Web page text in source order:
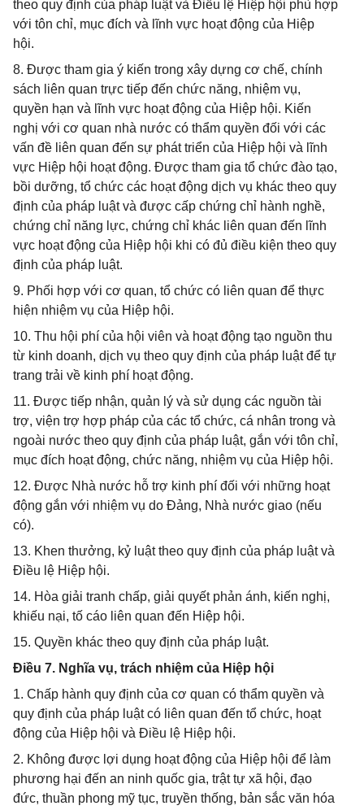
theo quy định của pháp luật và Điều lệ Hiệp hội phù hợp
với tôn chỉ, mục đích và lĩnh vực hoạt động của Hiệp
hội.
8. Được tham gia ý kiến trong xây dựng cơ chế, chính
sách liên quan trực tiếp đến chức năng, nhiệm vụ,
quyền hạn và lĩnh vực hoạt động của Hiệp hội. Kiến
nghị với cơ quan nhà nước có thẩm quyền đối với các
vấn đề liên quan đến sự phát triển của Hiệp hội và lĩnh
vực Hiệp hội hoạt động. Được tham gia tổ chức đào tạo,
bồi dưỡng, tổ chức các hoạt động dịch vụ khác theo quy
định của pháp luật và được cấp chứng chỉ hành nghề,
chứng chỉ năng lực, chứng chỉ khác liên quan đến lĩnh
vực hoạt động của Hiệp hội khi có đủ điều kiện theo quy
định của pháp luật.
9. Phối hợp với cơ quan, tổ chức có liên quan để thực
hiện nhiệm vụ của Hiệp hội.
10. Thu hội phí của hội viên và hoạt động tạo nguồn thu
từ kinh doanh, dịch vụ theo quy định của pháp luật để tự
trang trải về kinh phí hoạt động.
11. Được tiếp nhận, quản lý và sử dụng các nguồn tài
trợ, viện trợ hợp pháp của các tổ chức, cá nhân trong và
ngoài nước theo quy định của pháp luật, gắn với tôn chỉ,
mục đích hoạt động, chức năng, nhiệm vụ của Hiệp hội.
12. Được Nhà nước hỗ trợ kinh phí đối với những hoạt
động gắn với nhiệm vụ do Đảng, Nhà nước giao (nếu
có).
13. Khen thưởng, kỷ luật theo quy định của pháp luật và
Điều lệ Hiệp hội.
14. Hòa giải tranh chấp, giải quyết phản ánh, kiến nghị,
khiếu nại, tố cáo liên quan đến Hiệp hội.
15. Quyền khác theo quy định của pháp luật.
Điều 7. Nghĩa vụ, trách nhiệm của Hiệp hội
1. Chấp hành quy định của cơ quan có thẩm quyền và
quy định của pháp luật có liên quan đến tổ chức, hoạt
động của Hiệp hội và Điều lệ Hiệp hội.
2. Không được lợi dụng hoạt động của Hiệp hội để làm
phương hại đến an ninh quốc gia, trật tự xã hội, đạo
đức, thuần phong mỹ tục, truyền thống, bản sắc văn hóa